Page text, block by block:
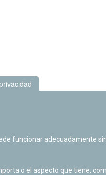
funcionar adecuadamente
o el aspecto que tiene,